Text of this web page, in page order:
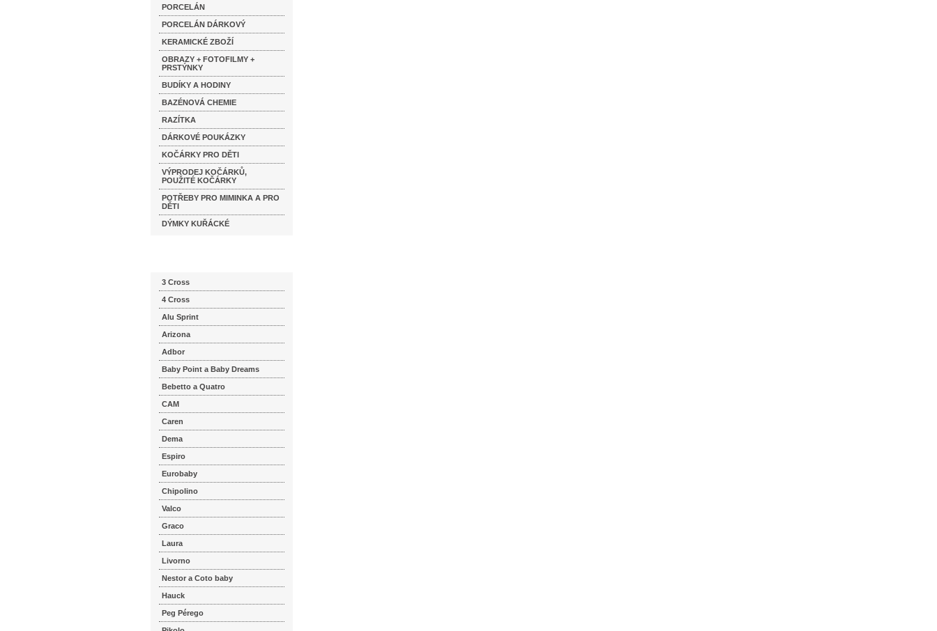
PORCELÁN
PORCELÁN DÁRKOVÝ
KERAMICKÉ ZBOŽÍ
OBRAZY + FOTOFILMY +
PRSTÝNKY
BUDÍKY A HODINY
BAZÉNOVÁ CHEMIE
RAZÍTKA
DÁRKOVÉ POUKÁZKY
KOČÁRKY PRO DĚTI
VÝPRODEJ KOČÁRKŮ,
POUŽITÉ KOČÁRKY
POTŘEBY PRO MIMINKA A PRO
DĚTI
DÝMKY KUŘÁCKÉ
3 Cross
4 Cross
Alu Sprint
Arizona
Adbor
Baby Point a Baby Dreams
Bebetto a Quatro
CAM
Caren
Dema
Espiro
Eurobaby
Chipolino
Valco
Graco
Laura
Livorno
Nestor a Coto baby
Hauck
Peg Pérego